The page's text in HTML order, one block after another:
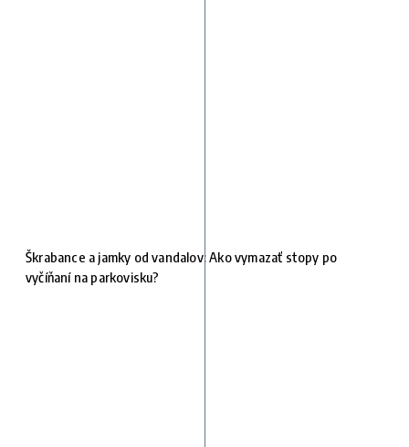
Škrabance a jamky od vandalov: Ako vymazať stopy po
vyčíňaní na parkovisku?